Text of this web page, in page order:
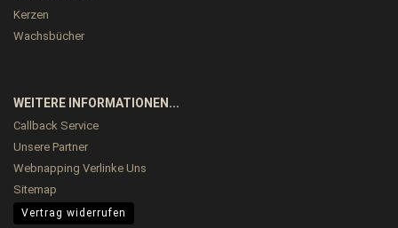
Kerzen
Wachsbücher
WEITERE INFORMATIONEN...
Callback Service
Unsere Partner
Webnapping Verlinke Uns
Sitemap
Vertrag widerrufen